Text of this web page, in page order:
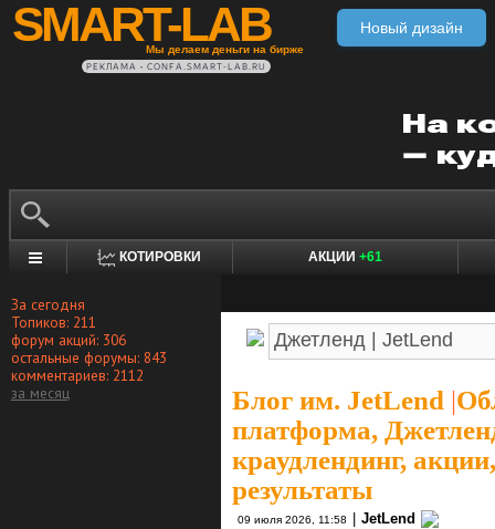
SMART-LAB
Мы делаем деньги на бирже
Новый дизайн
РЕКЛАМА • CONFA.SMART-LAB.RU
КОТИРОВКИ АКЦИИ +61
За сегодня
Топиков: 211
форум акций: 306
остальные форумы: 843
комментариев: 2112
за месяц
Блог им. JetLend |
платформа,
краудлендинг,
результаты
09 июля 2026, 11:58 JetLend